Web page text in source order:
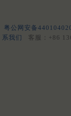
粤公网安备
系我们
客服：+86